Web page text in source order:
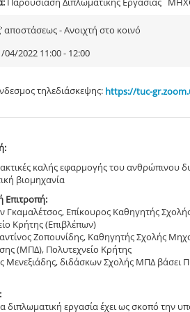
αποστάσεως - Ανοιχτή στο κοινό
04/2022 11:00 - 12:00
τηλεδιάσκεψης: https://tuc-
καλής εφαρμογής του ανθρώπινου
βιομηχανία
Επιτροπή:
Γκαμαλέτσος, Επίκουρος Καθηγητής
Κρήτης (Επιβλέπων)
Ζοπουνίδης, Καθηγητής Σχολής
(ΜΠΔ), Πολυτεχνείο Κρήτης
Μενεξιάδης, διδάσκων Σχολής ΜΠΔ βάσει
διπλωματική εργασία έχει ως σκοπό την